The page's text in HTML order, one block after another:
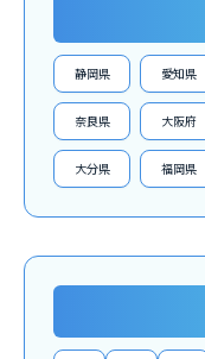
静岡県 愛知県
奈良県 大阪府
大分県 福岡県